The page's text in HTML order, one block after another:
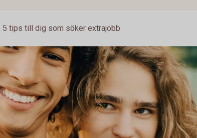
5 tips till dig som söker extrajobb